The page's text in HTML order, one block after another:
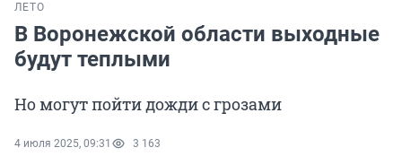
ЛЕТО
В Воронежской области выходные
будут теплыми
Но могут пойти дожди с грозами
4 июля 2025, 09:31 3 163